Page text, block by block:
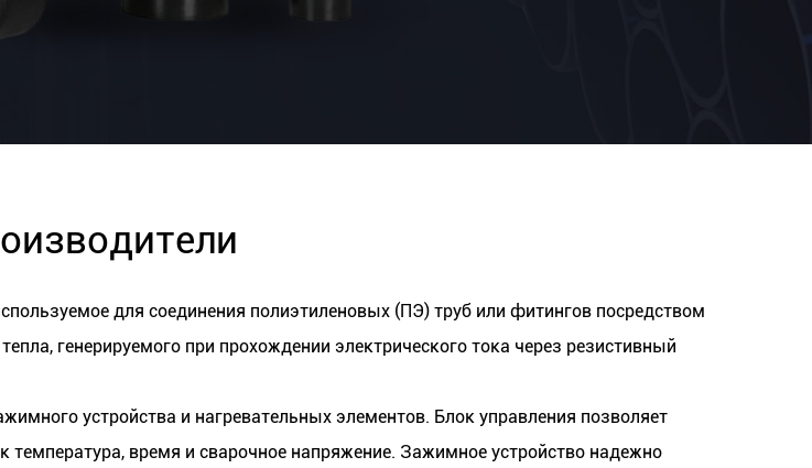
для соединения полиэтиленовых (ПЭ) труб или фитингов посредством
генерируемого при прохождении электрического тока через резистивный
устройства и нагревательных элементов. Блок управления позволяет
температура, время и сварочное напряжение. Зажимное устройство надежно